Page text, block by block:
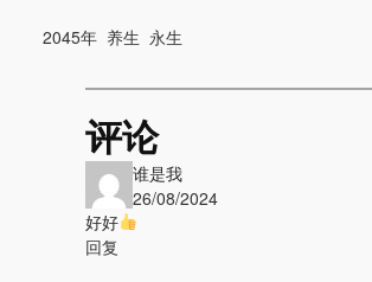
2045年 养生 永生
评论
谁是我
26/08/2024
好好
回复